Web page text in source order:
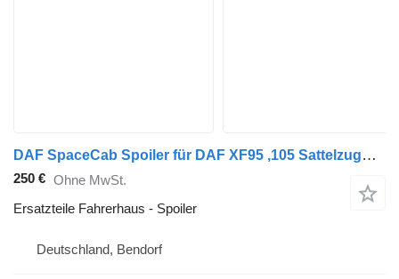
DAF SpaceCab Spoiler für DAF XF95 ,105 Sattelzugmaschine
250 € Ohne MwSt.
Ersatzteile Fahrerhaus - Spoiler
Deutschland, Bendorf